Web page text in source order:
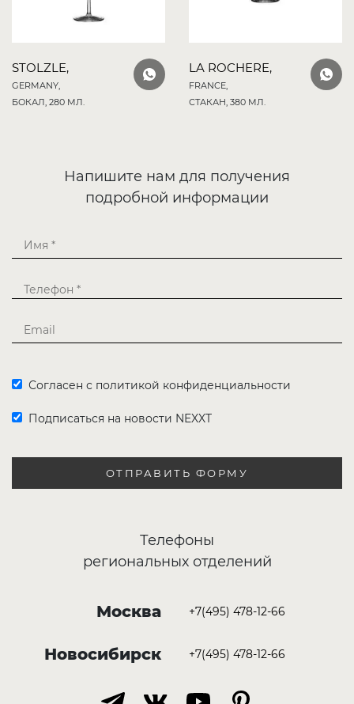
STOLZLE,
GERMANY,
БОКАЛ, 280 МЛ.
LA ROCHERE,
FRANCE,
СТАКАН, 380 МЛ.
Напишите нам для получения
подробной информации
Согласен с политикой конфиденциальности
Подписаться на новости NEXXT
ОТПРАВИТЬ ФОРМУ
Телефоны
региональных отделений
Москва +7(495) 478-12-66
Новосибирск +7(495) 478-12-66